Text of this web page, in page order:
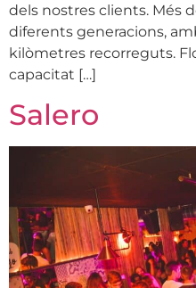
dels nostres clients. Més
diferents generacions,
kilòmetres recorreguts.
capacitat […]
Salero